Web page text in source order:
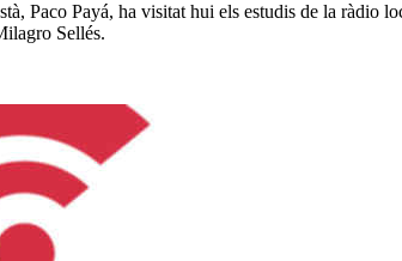
Paco Payá, ha visitat hui els estudis de la ràdio
Sellés.